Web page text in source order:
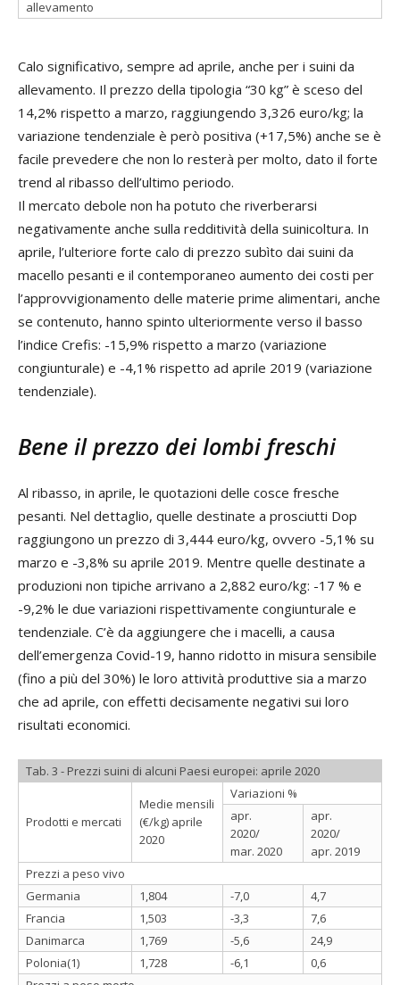
allevamento
Calo significativo, sempre ad aprile, anche per i suini da
allevamento. Il prezzo della tipologia “30 kg” è sceso del
14,2% rispetto a marzo, raggiungendo 3,326 euro/kg; la
variazione tendenziale è però positiva (+17,5%) anche se è
facile prevedere che non lo resterà per molto, dato il forte
trend al ribasso dell’ultimo periodo.
Il mercato debole non ha potuto che riverberarsi
negativamente anche sulla redditività della suinicoltura. In
aprile, l’ulteriore forte calo di prezzo subìto dai suini da
macello pesanti e il contemporaneo aumento dei costi per
l’approvvigionamento delle materie prime alimentari, anche
se contenuto, hanno spinto ulteriormente verso il basso
l’indice Crefis: -15,9% rispetto a marzo (variazione
congiunturale) e -4,1% rispetto ad aprile 2019 (variazione
tendenziale).
Bene il prezzo dei lombi freschi
Al ribasso, in aprile, le quotazioni delle cosce fresche
pesanti. Nel dettaglio, quelle destinate a prosciutti Dop
raggiungono un prezzo di 3,444 euro/kg, ovvero -5,1% su
marzo e -3,8% su aprile 2019. Mentre quelle destinate a
produzioni non tipiche arrivano a 2,882 euro/kg: -17 % e
-9,2% le due variazioni rispettivamente congiunturale e
tendenziale. C’è da aggiungere che i macelli, a causa
dell’emergenza Covid-19, hanno ridotto in misura sensibile
(fino a più del 30%) le loro attività produttive sia a marzo
che ad aprile, con effetti decisamente negativi sui loro
risultati economici.
Tab. 3 - Prezzi suini di alcuni Paesi europei: aprile 2020
Prodotti e mercati
Medie mensili
(€/kg) aprile
2020
Variazioni %
apr.
2020/
mar. 2020
apr.
2020/
apr. 2019
Prezzi a peso vivo
Germania
1,804 -7,0
4,7
Francia
1,503 -3,3
7,6
Danimarca
1,769 -5,6
24,9
Polonia(1)
1,728 -6,1
0,6